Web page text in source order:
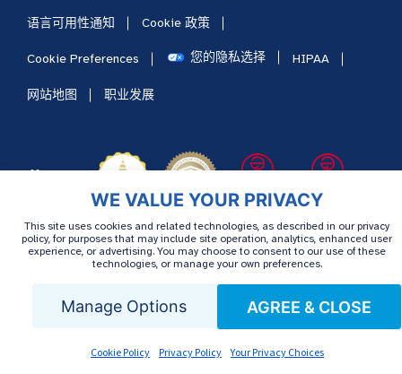
WE VALUE YOUR PRIVACY
This site uses cookies and related technologies, as described in our privacy
policy, for purposes that may include site operation, analytics, enhanced user
experience, or advertising. You may choose to consent to our use of these
technologies, or manage your own preferences.
Manage Options AGREE & CLOSE
Cookie Policy Privacy Policy Your Privacy Choices
语言可用性通知 Cookie 政策
Cookie Preferences 您的隐私选择 HIPAA
网站地图 职业发展